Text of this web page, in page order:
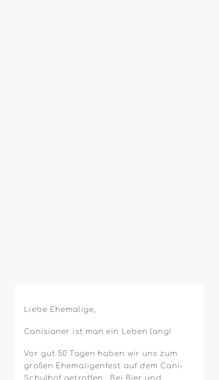
Liebe Ehemalige,
Canisianer ist man ein Leben lang!
Vor gut 50 Tagen haben wir uns zum
großen Ehemaligenfest auf dem Cani-